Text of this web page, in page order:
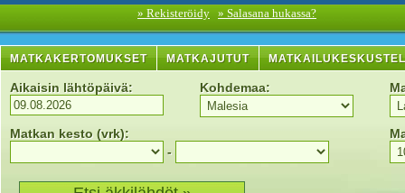
» Rekisteröidy » Salasana hukassa?
MATKAKERTOMUKSET MATKAJUTUT
Aikaisin lähtöpäivä: Kohdemaa:
Matkan kesto (vrk):
-